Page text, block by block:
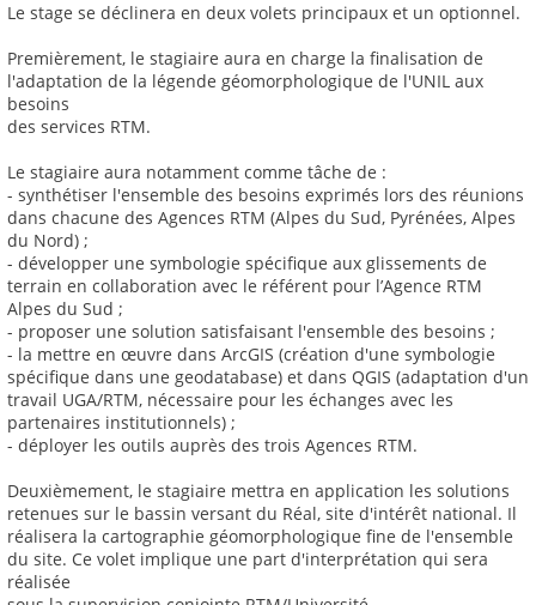
Le stage se déclinera en deux volets principaux et un optionnel.
Premièrement, le stagiaire aura en charge la finalisation de
l'adaptation de la légende géomorphologique de l'UNIL aux
besoins
des services RTM.
Le stagiaire aura notamment comme tâche de :
- synthétiser l'ensemble des besoins exprimés lors des réunions
dans chacune des Agences RTM (Alpes du Sud, Pyrénées, Alpes
du Nord) ;
- développer une symbologie spécifique aux glissements de
terrain en collaboration avec le référent pour l’Agence RTM
Alpes du Sud ;
- proposer une solution satisfaisant l'ensemble des besoins ;
- la mettre en œuvre dans ArcGIS (création d'une symbologie
spécifique dans une geodatabase) et dans QGIS (adaptation d'un
travail UGA/RTM, nécessaire pour les échanges avec les
partenaires institutionnels) ;
- déployer les outils auprès des trois Agences RTM.
Deuxièmement, le stagiaire mettra en application les solutions
retenues sur le bassin versant du Réal, site d'intérêt national. Il
réalisera la cartographie géomorphologique fine de l'ensemble
du site. Ce volet implique une part d'interprétation qui sera
réalisée